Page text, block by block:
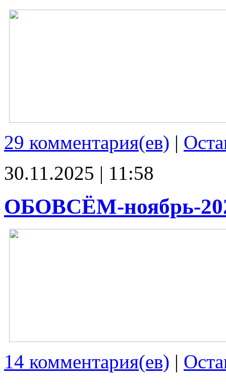
29 комментария(ев) |
30.11.2025 | 11:58
ОБОВСЁМ-ноябрь-
14 комментария(ев) |